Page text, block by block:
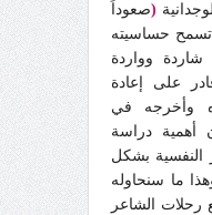
(صعوداً
حساسيته
شاردة وواردة
على إعادة
وأخرجه في
أهمية دراسة
النفسية بشكل
ما سنحاوله
رحلات الشاعر